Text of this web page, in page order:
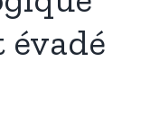
évadé